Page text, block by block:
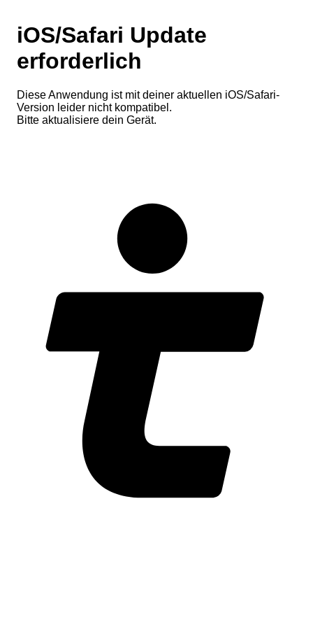
iOS/Safari Update
erforderlich
Diese Anwendung ist mit deiner aktuellen iOS/Safari-
Version leider nicht kompatibel.
Bitte aktualisiere dein Gerät.